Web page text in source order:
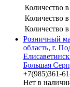
Количество
Количество
Количество
Розничный
область, г.
Большая
+7(985)361-
Нет в